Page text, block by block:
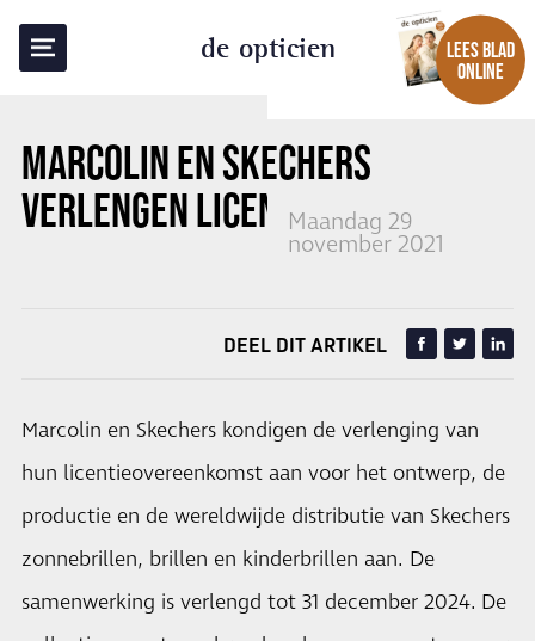
de opticien
LEES BLAD
ONLINE
MARCOLIN EN SKECHERS
VERLENGEN LICENTIE TOT 2024
Maandag 29
november 2021
TERUG NAAR OVERZICHT
DEEL DIT ARTIKEL
Marcolin en Skechers kondigen de verlenging van
hun licentieovereenkomst aan voor het ontwerp, de
productie en de wereldwijde distributie van Skechers
zonnebrillen, brillen en kinderbrillen aan. De
samenwerking is verlengd tot 31 december 2024. De